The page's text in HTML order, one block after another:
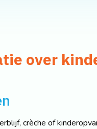
over
crèche of